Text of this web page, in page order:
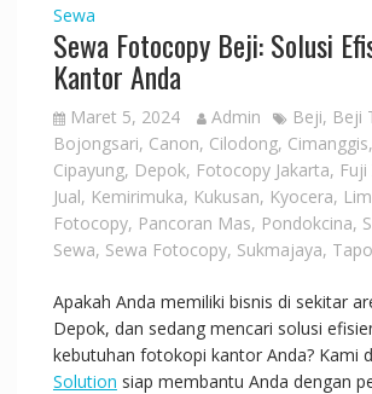
Sewa
Sewa Fotocopy Beji: Solusi
Kantor Anda
Maret 5, 2024 Admin Beji, Beji
Bojongsari, Canon, Cilodong, Cimanggis,
Cipayung, Depok, Fotocopy Jakarta,
Jual, Kemirimuka, Kukusan, Kyocera,
Fotocopy, Pancoran Mas, Pondokcina,
Sewa, Sewa Fotocopy, Sukmajaya,
Apakah Anda memiliki bisnis di sekitar
Depok, dan sedang mencari solusi
kebutuhan fotokopi kantor Anda? Kami
Solution siap membantu Anda dengan